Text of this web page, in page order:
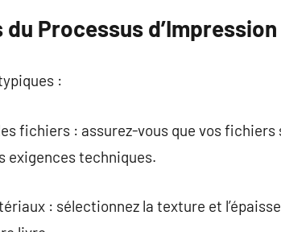
du Processus
:
fichiers : assurez-vous que vos
exigences techniques.
: sélectionnez la texture et